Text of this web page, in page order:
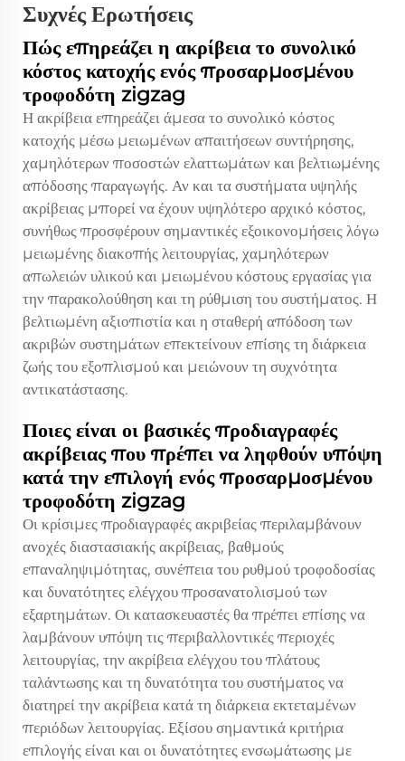
Συχνές Ερωτήσεις
Πώς επηρεάζει η ακρίβεια το συνολικό
κόστος κατοχής ενός προσαρμοσμένου
τροφοδότη zigzag
Η ακρίβεια επηρεάζει άμεσα το συνολικό κόστος
κατοχής μέσω μειωμένων απαιτήσεων συντήρησης,
χαμηλότερων ποσοστών ελαττωμάτων και βελτιωμένης
απόδοσης παραγωγής. Αν και τα συστήματα υψηλής
ακρίβειας μπορεί να έχουν υψηλότερο αρχικό κόστος,
συνήθως προσφέρουν σημαντικές εξοικονομήσεις λόγω
μειωμένης διακοπής λειτουργίας, χαμηλότερων
απωλειών υλικού και μειωμένου κόστους εργασίας για
την παρακολούθηση και τη ρύθμιση του συστήματος. Η
βελτιωμένη αξιοπιστία και η σταθερή απόδοση των
ακριβών συστημάτων επεκτείνουν επίσης τη διάρκεια
ζωής του εξοπλισμού και μειώνουν τη συχνότητα
αντικατάστασης.
Ποιες είναι οι βασικές προδιαγραφές
ακρίβειας που πρέπει να ληφθούν υπόψη
κατά την επιλογή ενός προσαρμοσμένου
τροφοδότη zigzag
Οι κρίσιμες προδιαγραφές ακριβείας περιλαμβάνουν
ανοχές διαστασιακής ακρίβειας, βαθμούς
επαναληψιμότητας, συνέπεια του ρυθμού τροφοδοσίας
και δυνατότητες ελέγχου προσανατολισμού των
εξαρτημάτων. Οι κατασκευαστές θα πρέπει επίσης να
λαμβάνουν υπόψη τις περιβαλλοντικές περιοχές
λειτουργίας, την ακρίβεια ελέγχου του πλάτους
ταλάντωσης και τη δυνατότητα του συστήματος να
διατηρεί την ακρίβεια κατά τη διάρκεια εκτεταμένων
περιόδων λειτουργίας. Εξίσου σημαντικά κριτήρια
επιλογής είναι και οι δυνατότητες ενσωμάτωσης με